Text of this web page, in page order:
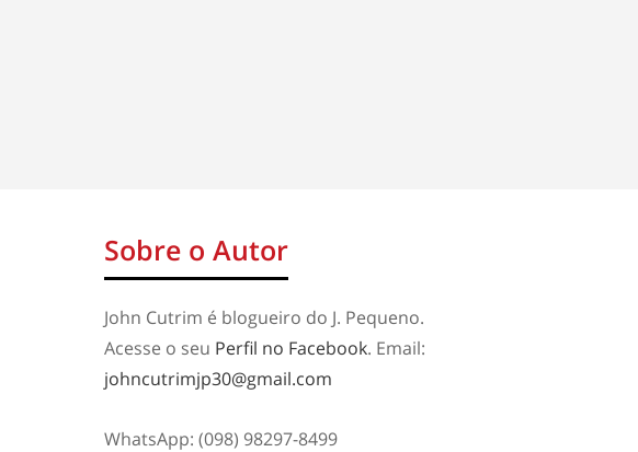
Sobre o Autor
John Cutrim é blogueiro do J. Pequeno.
Acesse o seu Perfil no Facebook. Email:
johncutrimjp30@gmail.com
WhatsApp: (098) 98297-8499